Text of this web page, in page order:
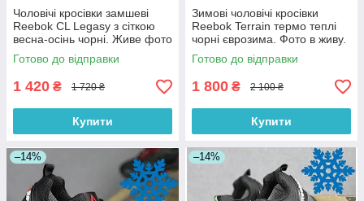
Чоловічі кросівки замшеві
Reebok CL Legasy з сіткою
весна-осінь чорні. Живе фото
Готово до відправки
1 420 ₴ 1 720 ₴
Купити
Зимові чоловічі кросівки
Reebok Terrain термо теплі
чорні єврозима. Фото в живу.
Чоловічі черевики
Готово до відправки
1 800 ₴ 2 100 ₴
Купити
–14% –14%